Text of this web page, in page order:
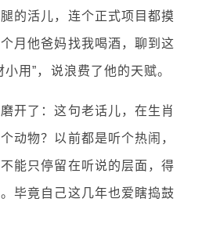
的活儿，连个正式项目都摸
月他爸妈找我喝酒，聊到这
用”，说浪费了他的天赋。
开了：这句老话儿，在生肖
动物？以前都是听个热闹，
能只停留在听说的层面，得
毕竟自己这几年也爱瞎捣鼓